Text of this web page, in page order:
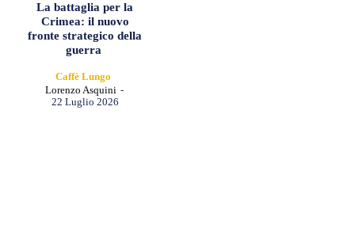
La battaglia per la
Crimea: il nuovo
fronte strategico della
guerra
Caffè Lungo
Lorenzo Asquini -
22 Luglio 2026